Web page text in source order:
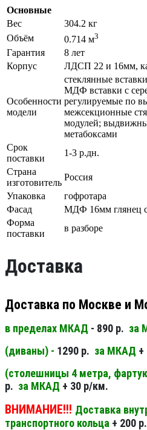
Основные
Вес
304.2 кг
Объём
0.714 м3
Гарантия
8 лет
Корпус
ЛДСП 22 и 16мм,
Особенности
модели
стеклянные
МДФ вставки с
регулируемые по
межсекционные
модулей;
метабоксами
Срок
поставки
1-3 р.дн.
Страна
изготовитель
Россия
Упаковка
гофротара
Фасад
МДФ 16мм глянец
Форма
поставки
в разборе
Доставка
Доставка по Москве и
в пределах МКАД - 890 р. за
(диваны) - 1290 р. за МКАД
(столешницы 4 метра,
р. за МКАД + 30 р/км.
ВНИМАНИЕ!!! Доставка
транспортного кольца + 200 р.